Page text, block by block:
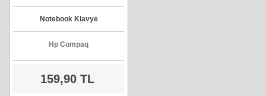
Notebook Klavye
Hp Compaq
159,90 TL